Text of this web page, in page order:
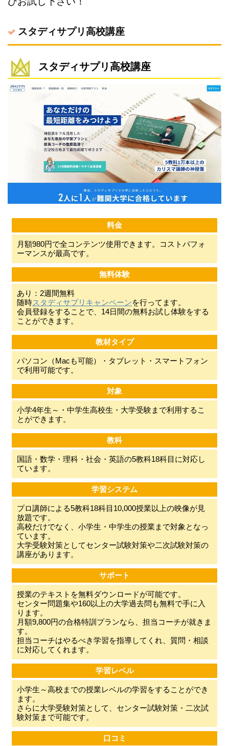
スタディサプリ高校講座
スタディサプリ高校講座
料金
月額980円で全コンテンツ使用できます。コストパフォ
ーマンスが最高です。
無料体験
あり：2週間無料
随時スタディサプリキャンペーンを行ってます。
会員登録をすることで、14日間の無料お試し体験をする
ことができます。
教材タイプ
パソコン（Macも可能）・タブレット・スマートフォン
で利用可能です。
対象
小学4年生～・中学生高校生・大学受験まで利用するこ
とができます。
教科
国語・数学・理科・社会・英語の5教科18科目に対応し
ています。
学習システム
プロ講師による5教科18科目10,000授業以上の映像が見
放題です。
高校だけでなく、小学生・中学生の授業まで対象となっ
ています。
大学受験対策としてセンター試験対策や二次試験対策の
講座があります。
サポート
授業のテキストを無料ダウンロードが可能です。
センター問題集や160以上の大学過去問も無料で手に入
ります。
月額9,800円の合格特訓プランなら、担当コーチが就きま
す。
担当コーチはやるべき学習を指導してくれ、質問・相談
に対応してくれます。
学習レベル
小学生～高校までの授業レベルの学習をすることができ
ます。
さらに大学受験対策として、センター試験対策・二次試
験対策まで可能です。
口コミ